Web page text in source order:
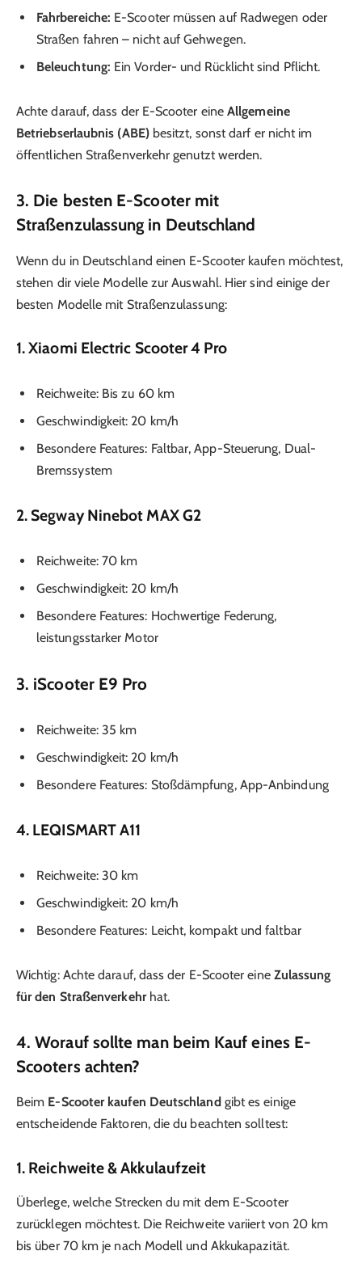
Fahrbereiche: E-Scooter müssen auf Radwegen oder
Straßen fahren – nicht auf Gehwegen.
Beleuchtung: Ein Vorder- und Rücklicht sind Pflicht.
Achte darauf, dass der E-Scooter eineAllgemeine
Betriebserlaubnis (ABE)besitzt, sonst darf er nicht im
öffentlichen Straßenverkehr genutzt werden.
3. Die besten E-Scooter mit
Straßenzulassung in Deutschland
Wenn du in Deutschland einen E-Scooter kaufen möchtest,
stehen dir viele Modelle zur Auswahl. Hier sind einige der
besten Modelle mit Straßenzulassung:
1. Xiaomi Electric Scooter 4 Pro
Reichweite: Bis zu 60 km
Geschwindigkeit: 20 km/h
Besondere Features: Faltbar, App-Steuerung, Dual-
Bremssystem
2. Segway Ninebot MAX G2
Reichweite: 70 km
Geschwindigkeit: 20 km/h
Besondere Features: Hochwertige Federung,
leistungsstarker Motor
3. iScooter E9 Pro
Reichweite: 35 km
Geschwindigkeit: 20 km/h
Besondere Features: Stoßdämpfung, App-Anbindung
4. LEQISMART A11
Reichweite: 30 km
Geschwindigkeit: 20 km/h
Besondere Features: Leicht, kompakt und faltbar
Wichtig: Achte darauf, dass der E-Scooter eine Zulassung
für den Straßenverkehrhat.
4. Worauf sollte man beim Kauf eines E-
Scooters achten?
Beim E-Scooter kaufen Deutschland gibt es einige
entscheidende Faktoren, die du beachten solltest:
1. Reichweite & Akkulaufzeit
Überlege, welche Strecken du mit dem E-Scooter
zurücklegen möchtest. Die Reichweite variiert von 20 km
bis über 70 km je nach Modell und Akkukapazität.